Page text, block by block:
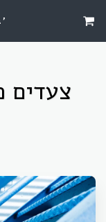
בהלול ושות'